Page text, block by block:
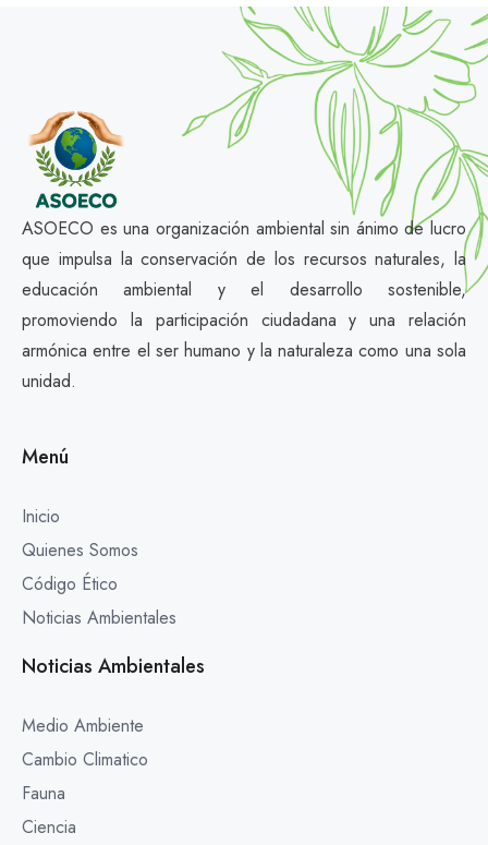
ASOECO es una organización ambiental sin ánimo de lucro
que impulsa la conservación de los recursos naturales, la
educación ambiental y el desarrollo sostenible,
promoviendo la participación ciudadana y una relación
armónica entre el ser humano y la naturaleza como una sola
unidad.
Menú
Inicio
Quienes Somos
Código Ético
Noticias Ambientales
Noticias Ambientales
Medio Ambiente
Cambio Climatico
Fauna
Ciencia